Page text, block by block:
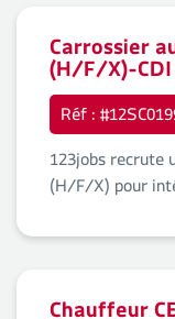
Carrossier
(H/F/X)-
Réf :
123jobs recrute
(H/F/X) pour